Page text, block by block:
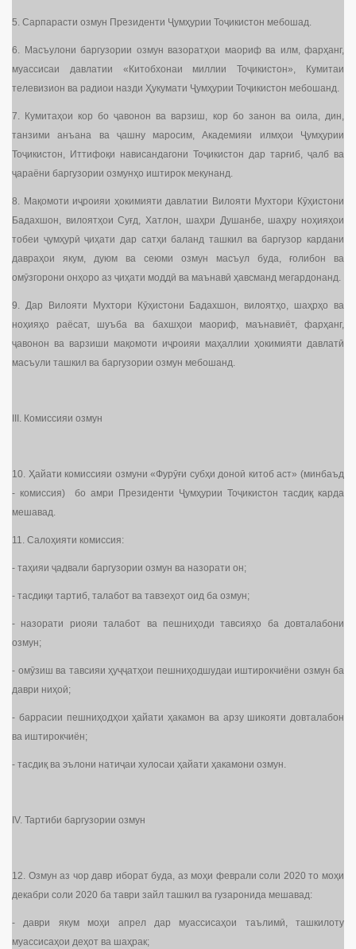
5. Сарпарасти озмун Президенти Ҷумҳурии Тоҷикистон мебошад.
6. Масъулони баргузории озмун вазоратҳои маориф ва илм, фарҳанг,
муассисаи давлатии «Китобхонаи миллии Тоҷикистон», Кумитаи
телевизион ва радиои назди Ҳукумати Ҷумҳурии Тоҷикистон мебошанд.
7. Кумитаҳои кор бо ҷавонон ва варзиш, кор бо занон ва оила, дин,
танзими анъана ва ҷашну маросим, Академияи илмҳои Ҷумҳурии
Тоҷикистон, Иттифоқи нависандагони Тоҷикистон дар тарғиб, ҷалб ва
ҷараёни баргузории озмунҳо иштирок мекунанд.
8. Мақомоти иҷроияи ҳокимияти давлатии Вилояти Мухтори Кӯҳистони
Бадахшон, вилоятҳои Суғд, Хатлон, шаҳри Душанбе, шаҳру ноҳияҳои
тобеи ҷумҳурӣ ҷиҳати дар сатҳи баланд ташкил ва баргузор кардани
давраҳои якум, дуюм ва сеюми озмун масъул буда, ғолибон ва
омӯзгорони онҳоро аз ҷиҳати моддӣ ва маънавӣ ҳавсманд мегардонанд.
9. Дар Вилояти Мухтори Кӯҳистони Бадахшон, вилоятҳо, шаҳрҳо ва
ноҳияҳо раёсат, шуъба ва бахшҳои маориф, маънавиёт, фарҳанг,
ҷавонон ва варзиши мақомоти иҷроияи маҳаллии ҳокимияти давлатӣ
масъули ташкил ва баргузории озмун мебошанд.
III. Комиссияи озмун
10. Ҳайати комиссияи озмуни «Фурӯғи субҳи доноӣ китоб аст» (минбаъд
- комиссия) бо амри Президенти Ҷумҳурии Тоҷикистон тасдиқ карда
мешавад.
11. Салоҳияти комиссия:
- таҳияи ҷадвали баргузории озмун ва назорати он;
- тасдиқи тартиб, талабот ва тавзеҳот оид ба озмун;
- назорати риояи талабот ва пешниҳоди тавсияҳо ба довталабони
озмун;
- омӯзиш ва тавсияи ҳуҷҷатҳои пешниҳодшудаи иштирокчиёни озмун ба
даври ниҳоӣ;
- баррасии пешниҳодҳои ҳайати ҳакамон ва арзу шикояти довталабон
ва иштирокчиён;
- тасдиқ ва эълони натиҷаи хулосаи ҳайати ҳакамони озмун.
IV. Тартиби баргузории озмун
12. Озмун аз чор давр иборат буда, аз моҳи феврали соли 2020 то моҳи
декабри соли 2020 ба таври зайл ташкил ва гузаронида мешавад:
- даври якум моҳи апрел дар муассисаҳои таълимӣ, ташкилоту
муассисаҳои деҳот ва шаҳрак;